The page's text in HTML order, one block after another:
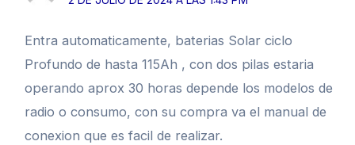
Entra automaticamente, baterias Solar ciclo
Profundo de hasta 115Ah , con dos pilas estaria
operando aprox 30 horas depende los modelos de
radio o consumo, con su compra va el manual de
conexion que es facil de realizar.